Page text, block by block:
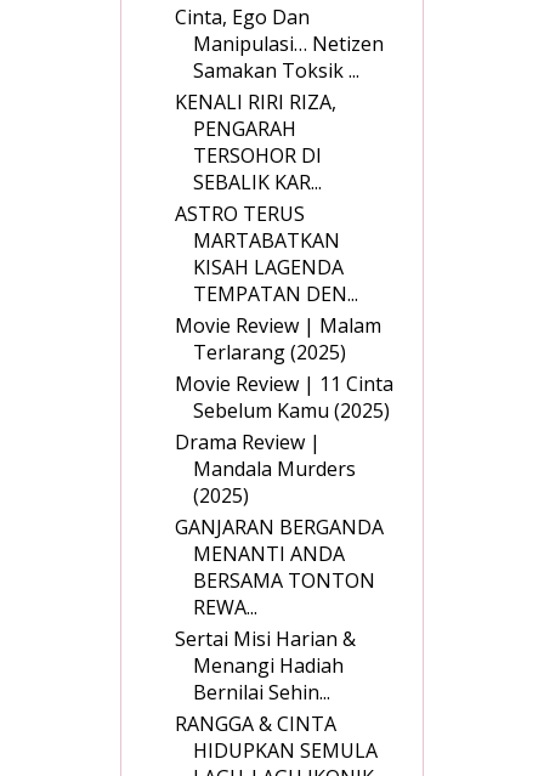
Cinta, Ego Dan
Manipulasi… Netizen
Samakan Toksik ...
KENALI RIRI RIZA,
PENGARAH
TERSOHOR DI
SEBALIK KAR...
ASTRO TERUS
MARTABATKAN
KISAH LAGENDA
TEMPATAN DEN...
Movie Review | Malam
Terlarang (2025)
Movie Review | 11 Cinta
Sebelum Kamu (2025)
Drama Review |
Mandala Murders
(2025)
GANJARAN BERGANDA
MENANTI ANDA
BERSAMA TONTON
REWA...
Sertai Misi Harian &
Menangi Hadiah
Bernilai Sehin...
RANGGA & CINTA
HIDUPKAN SEMULA